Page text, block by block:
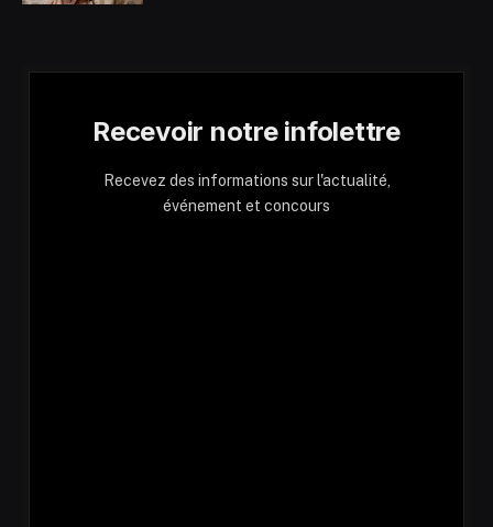
Recevoir notre infolettre
Recevez des informations sur l'actualité,
événement et concours